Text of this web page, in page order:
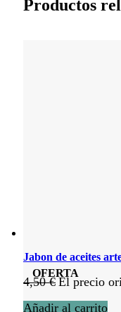
Productos
OFERTA
Jabon de aceites
4,50€ El precio
Añadir al carrito